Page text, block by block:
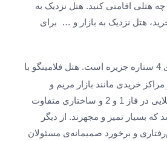
هتلی اقامتی کنید. هتل نزدیک به
هتل نزدیک به بازار و … برای
، از پرطرفدارترین هتل‌های 4 ستاره جزیره است. هتل فلامینگو با
خریدی مانند بازار مریم و
مروارید نزدیک است. طراحی ساختمانی هتل به صورت اتاق‌های ویلایی در فاز 1 و 2 و ساختاری متفاوت
اتاق و سوئیت می باشد که بسیار تمیز و مجهزند. از دیگر
و برخورد صمیمانه‌ی مسئولان